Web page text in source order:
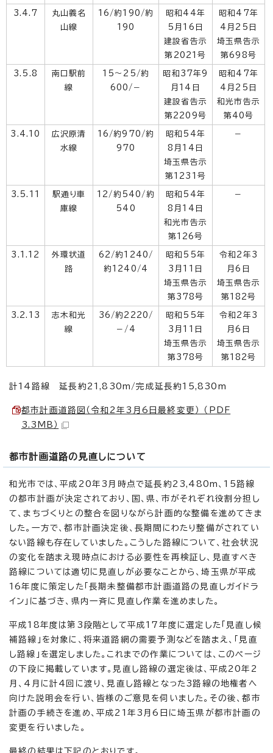
3.4.7
丸山義名
山線
16/約190/約
190
昭和44年
5月16日
建設省告示
第2021号
昭和47年
4月25日
埼玉県告示
第698号
3.5.8
南口駅前
線
15～25/約
600/－
昭和37年9
月14日
建設省告示
第2209号
昭和47年
4月25日
和光市告示
第40号
3.4.10
広沢原清
水線
16/約970/約
970
昭和54年
8月14日
埼玉県告示
第1231号
－
3.5.11
駅通り車
庫線
12/約540/約
540
昭和54年
8月14日
和光市告示
第126号
－
3.1.12
外環状道
路
62/約1240/
約1240/4
昭和55年
3月11日
埼玉県告示
第378号
令和2年3
月6日
埼玉県告示
第182号
3.2.13
志木和光
線
36/約2220/
－/4
昭和55年
3月11日
埼玉県告示
第378号
令和2年3
月6日
埼玉県告示
第182号
計14路線 延長約21,830m/完成延長約15,830m
都市計画道路図（令和2年3月6日最終変更） （PDF
3.3MB）
都市計画道路の見直しについて
和光市では、平成20年3月時点で延長約23,480m、15路線
の都市計画が決定されており、国、県、市がそれぞれ役割分担し
て、まちづくりとの整合を図りながら計画的な整備を進めてきま
した。一方で、都市計画決定後、長期間にわたり整備がされてい
ない路線も存在していました。こうした路線について、社会状況
の変化を踏まえ現時点における必要性を再検証し、見直すべき
路線については適切に見直しが必要なことから、埼玉県が平成
16年度に策定した「長期未整備都市計画道路の見直しガイドラ
イン」に基づき、県内一斉に見直し作業を進めました。
平成18年度は第3段階として平成17年度に選定した「見直し候
補路線」を対象に、将来道路網の需要予測などを踏まえ、「見直
し路線」を選定しました。これまでの作業については、このページ
の下段に掲載しています。見直し路線の選定後は、平成20年2
月、4月に計4回に渡り、見直し路線となった3路線の地権者へ
向けた説明会を行い、皆様のご意見を伺いました。その後、都市
計画の手続きを進め、平成21年3月6日に埼玉県が都市計画の
変更を行いました。
最終の結果は下記のとおりです。